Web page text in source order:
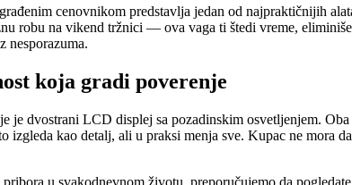
cenovnikom predstavlja jedan od najpraktičnijih
robu na vikend tržnici — ova vaga ti štedi vreme,
nesporazuma.
koja gradi poverenje
je dvostrani LCD displej sa pozadinskim osvetljenjem.
izgleda kao detalj, ali u praksi menja sve. Kupac ne
u svakodnevnom životu, preporučujemo da pogledate